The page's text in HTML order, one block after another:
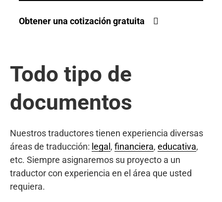
Obtener una cotización gratuita
Todo tipo de
documentos
Nuestros traductores tienen experiencia diversas
áreas de traducción: legal , financiera, educativa,
etc. Siempre asignaremos su proyecto a un
traductor con experiencia en el área que usted
requiera.